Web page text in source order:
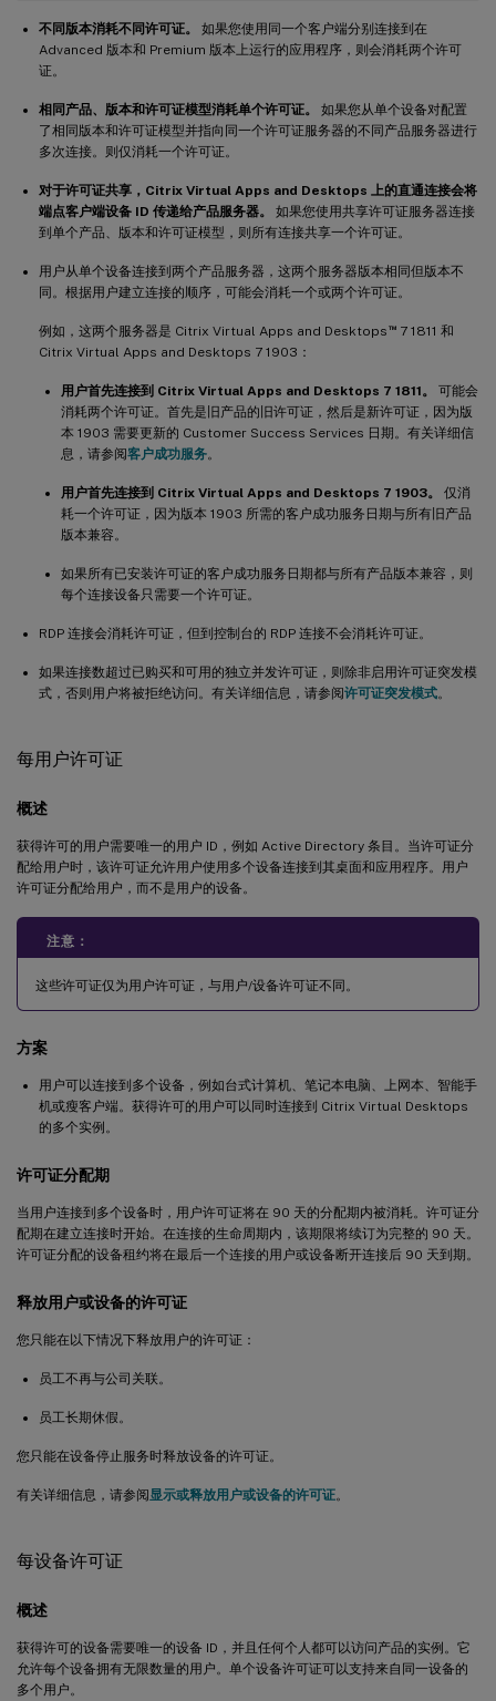
不同版本消耗不同许可证。
如果您使用同一个客户端分别连接到在
Advanced 版本和 Premium 版本上运行的应用程序，则会消耗两个许可
证。
相同产品、版本和许可证模型消耗单个许可证。
如果您从单个设备对配置
了相同版本和许可证模型并指向同一个许可证服务器的不同产品服务器进行
多次连接。则仅消耗一个许可证。
对于许可证共享，Citrix Virtual Apps and Desktops 上的直通连接会将
端点客户端设备 ID 传递给产品服务器。
如果您使用共享许可证服务器连接
到单个产品、版本和许可证模型，则所有连接共享一个许可证。
用户从单个设备连接到两个产品服务器，这两个服务器版本相同但版本不
同。根据用户建立连接的顺序，可能会消耗一个或两个许可证。
例如，这两个服务器是 Citrix Virtual Apps and Desktops ™7 1811 和
Citrix Virtual Apps and Desktops 7 1903：
用户首先连接到 Citrix Virtual Apps and Desktops 7 1811。
可能会
消耗两个许可证。首先是旧产品的旧许可证，然后是新许可证，因为版
本 1903 需要更新的 Customer Success Services 日期。有关详细信
息，请参阅客户成功服务。
用户首先连接到 Citrix Virtual Apps and Desktops 7 1903。
仅消
耗一个许可证，因为版本 1903 所需的客户成功服务日期与所有旧产品
版本兼容。
如果所有已安装许可证的客户成功服务日期都与所有产品版本兼容，则
每个连接设备只需要一个许可证。
RDP 连接会消耗许可证，但到控制台的 RDP 连接不会消耗许可证。
如果连接数超过已购买和可用的独立并发许可证，则除非启用许可证突发模
式，否则用户将被拒绝访问。有关详细信息，请参阅许可证突发模式。
每用户许可证
概述
获得许可的用户需要唯一的用户 ID，例如 Active Directory 条目。当许可证分
配给用户时，该许可证允许用户使用多个设备连接到其桌面和应用程序。用户
许可证分配给用户，而不是用户的设备。
注意：
这些许可证仅为用户许可证，与用户/设备许可证不同。
方案
用户可以连接到多个设备，例如台式计算机、笔记本电脑、上网本、智能手
机或瘦客户端。获得许可的用户可以同时连接到 Citrix Virtual Desktops
的多个实例。
许可证分配期
当用户连接到多个设备时，用户许可证将在 90 天的分配期内被消耗。许可证分
配期在建立连接时开始。在连接的生命周期内，该期限将续订为完整的 90 天。
许可证分配的设备租约将在最后一个连接的用户或设备断开连接后 90 天到期。
释放用户或设备的许可证
您只能在以下情况下释放用户的许可证：
员工不再与公司关联。
员工长期休假。
您只能在设备停止服务时释放设备的许可证。
有关详细信息，请参阅显示或释放用户或设备的许可证。
每设备许可证
概述
获得许可的设备需要唯一的设备 ID，并且任何个人都可以访问产品的实例。它
允许每个设备拥有无限数量的用户。单个设备许可证可以支持来自同一设备的
多个用户。